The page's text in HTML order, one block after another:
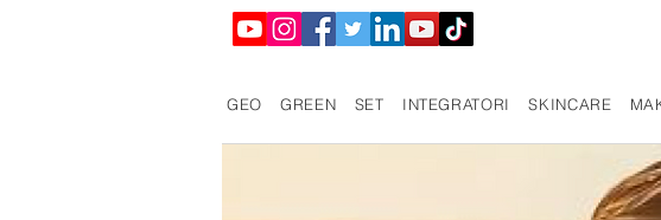
GEO GREEN SET INTEGRATORI SKINCARE